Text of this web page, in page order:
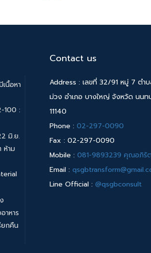
นื้อหา
100 :
มิ.ย.
ห้าม
าหาร
ยกคืน
Contact us
Address : เลขที่ 32/91 หมู่ 7 ตำ
ม่วง อำเภอ บางใหญ่ จังหวัด นนท
11140
Phone : 02-297-0090
Fax : 02-297-0090
Mobile : 081-9893239 คุณอภิรั
Email :
Line Official : @qsgbconsult